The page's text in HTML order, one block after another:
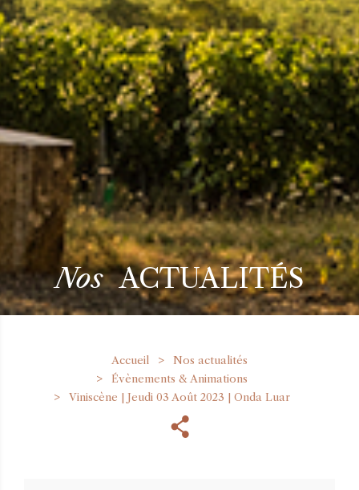
Nos ACTUALITÉS
Accueil
Nos actualités
Évènements & Animations
Viniscène | Jeudi 03 Août 2023 | Onda Luar